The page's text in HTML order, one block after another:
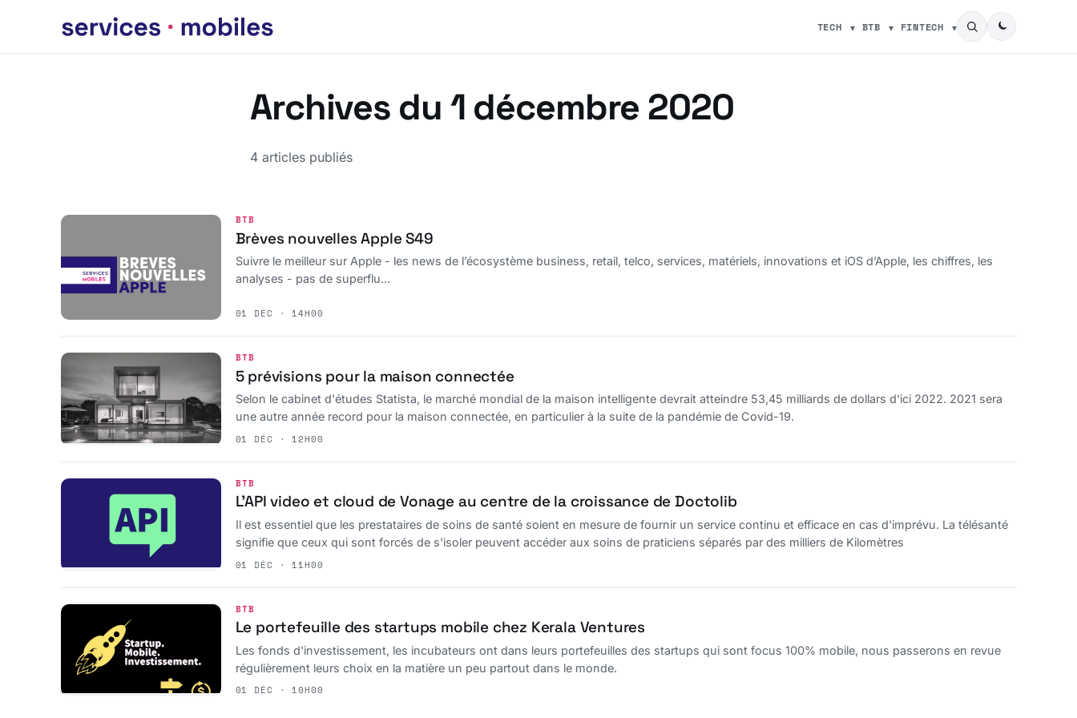
TECH BTB FINTECH
Archives du 1 décembre 2020
4 articles publiés
BTB
Brèves nouvelles Apple S49
Suivre le meilleur sur Apple - les news de l’écosystème business, retail, telco, services, matériels, innovations et iOS d’Apple, les chiffres, les
analyses - pas de superflu...
01 DÉC · 14H00
BTB
5 prévisions pour la maison connectée
Selon le cabinet d'études Statista, le marché mondial de la maison intelligente devrait atteindre 53,45 milliards de dollars d'ici 2022. 2021 sera
une autre année record pour la maison connectée, en particulier à la suite de la pandémie de Covid-19.
01 DÉC · 12H00
BTB
L’API video et cloud de Vonage au centre de la croissance de Doctolib
Il est essentiel que les prestataires de soins de santé soient en mesure de fournir un service continu et efficace en cas d'imprévu. La télésanté
signifie que ceux qui sont forcés de s'isoler peuvent accéder aux soins de praticiens séparés par des milliers de Kilomètres
01 DÉC · 11H00
BTB
Le portefeuille des startups mobile chez Kerala Ventures
Les fonds d'investissement, les incubateurs ont dans leurs portefeuilles des startups qui sont focus 100% mobile, nous passerons en revue
régulièrement leurs choix en la matière un peu partout dans le monde.
01 DÉC · 10H00